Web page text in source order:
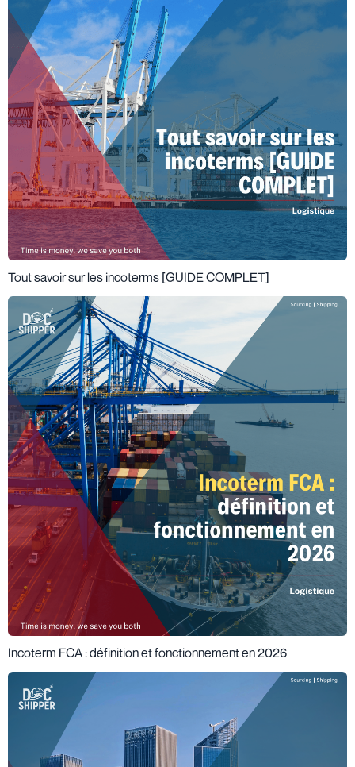
Tout savoir sur les incoterms [GUIDE COMPLET]
Incoterm FCA : définition et fonctionnement en 2026